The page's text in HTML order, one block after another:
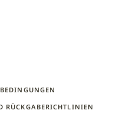
RÜCKGABERICHTLINIEN